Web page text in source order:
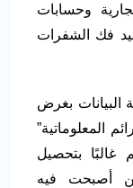
وحسابات
فك الشفرات
بغرض
المعلوماتية”
غالبًا بتحصيل
أصبحت فيه